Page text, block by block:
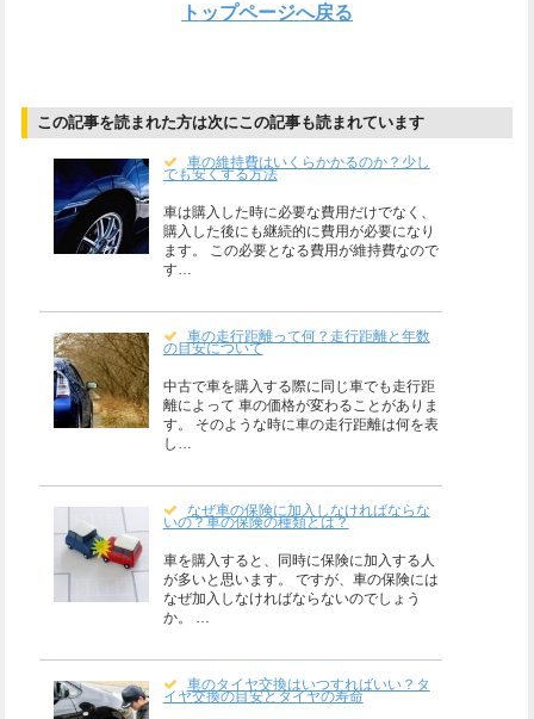
トップページへ戻る
この記事を読まれた方は次にこの記事も読まれています
車の維持費はいくらかかるのか？少し
でも安くする方法
車は購入した時に必要な費用だけでなく、
購入した後にも継続的に費用が必要になり
ます。 この必要となる費用が維持費なので
す…
車の走行距離って何？走行距離と年数
の目安について
中古で車を購入する際に同じ車でも走行距
離によって 車の価格が変わることがありま
す。 そのような時に車の走行距離は何を表
し…
なぜ車の保険に加入しなければならな
いの？車の保険の種類とは？
車を購入すると、同時に保険に加入する人
が多いと思います。 ですが、車の保険には
なぜ加入しなければならないのでしょう
か。 …
車のタイヤ交換はいつすればいい？タ
イヤ交換の目安とタイヤの寿命